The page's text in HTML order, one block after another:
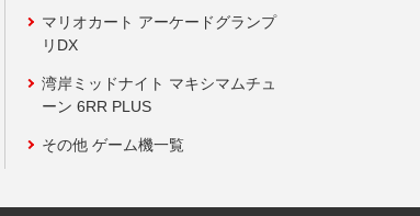
マリオカート アーケードグランプ
リDX
湾岸ミッドナイト マキシマムチュ
ーン 6RR PLUS
その他 ゲーム機一覧